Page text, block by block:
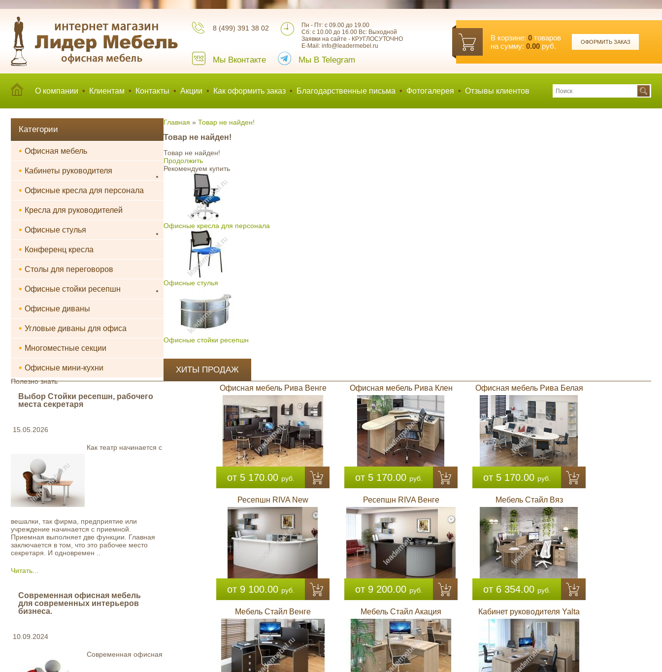
8 (499) 391 38 02
Пн - Пт: с 09.00 до 19.00
Сб: с 10.00 до 16.00 Вс: Выходной
Заявки на сайте - КРУГЛОСУТОЧНО
E-Mail: info@leadermebel.ru
Мы Вконтакте Мы В Telegram
В корзине: 0 товаров
на сумму: 0.00 руб. ОФОРМИТЬ ЗАКАЗ
О компании • Клиентам • Контакты • Акции • Как оформить заказ • Благодарственные письма • Фотогалерея • Отзывы клиентов
Категории
• Офисная мебель
• Кабинеты руководителя
• Офисные кресла для персонала
• Кресла для руководителей
• Офисные стулья
• Конференц кресла
• Столы для переговоров
• Офисные стойки ресепшн
• Офисные диваны
• Угловые диваны для офиса
• Многоместные секции
• Офисные мини-кухни
Полезно знать
Выбор Стойки ресепшн, рабочего
места секретаря
15.05.2026
Как театр начинается с
вешалки, так фирма, предприятие или
учреждение начинается с приемной.
Приемная выполняет две функции. Главная
заключается в том, что это рабочее место
секретаря. И одновремен ..
Читать...
Современная офисная мебель
для современных интерьеров
бизнеса.
10.09.2024
Современная офисная
Главная » Товар не найден!
Товар не найден!
Товар не найден!
Продолжить
Рекомендуем купить
Офисные кресла для персонала
Офисные стулья
Офисные стойки ресепшн
ХИТЫ ПРОДАЖ
Офисная мебель Рива Венге
от 5 170.00 руб.
Офисная мебель Рива Клен
от 5 170.00 руб.
Офисная мебель Рива Белая
от 5 170.00 руб.
Ресепшн RIVA New
от 9 100.00 руб.
Ресепшн RIVA Венге
от 9 200.00 руб.
Мебель Стайл Вяз
от 6 354.00 руб.
Мебель Стайл Венге Мебель Стайл Акация Кабинет руководителя Yalta